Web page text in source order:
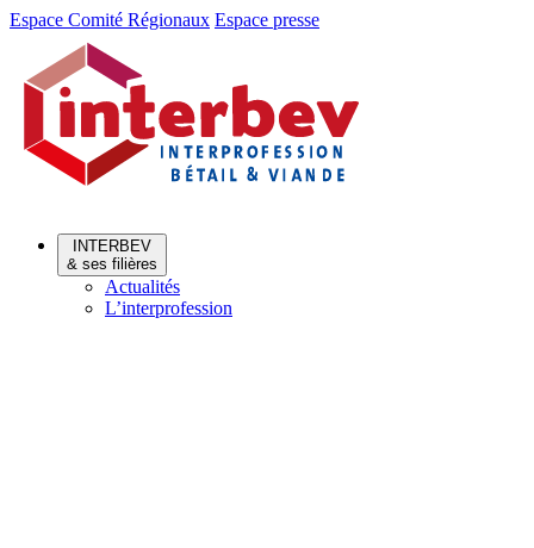
Aller
Aller
contenu
Espace Comité Régionaux Espace presse
INTERBEV
& ses filières
Actualités
L’interprofession